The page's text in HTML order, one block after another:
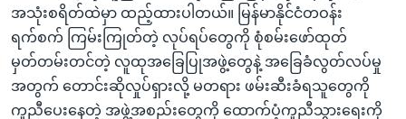
အသုံးစရိတ်ထဲမှာ ထည့်ထားပါတယ်။ မြန်မာနိုင်ငံတဝန်း
ရက်စက် ကြမ်းကြုတ်တဲ့ လုပ်ရပ်တွေကို စုံစမ်းဖော်ထုတ်
မှတ်တမ်းတင်တဲ့ လူထုအခြေပြုအဖွဲ့တွေနဲ့ အခြေခံလွတ်လပ်မှု
အတွက် တောင်းဆိုလှုပ်ရှားလို့ မတရား ဖမ်းဆီးခံရသူတွေကို
ကူညီပေးနေတဲ့ အဖွဲ့အစည်းတွေကို ထောက်ပံ့ကူညီသွားရေးကို